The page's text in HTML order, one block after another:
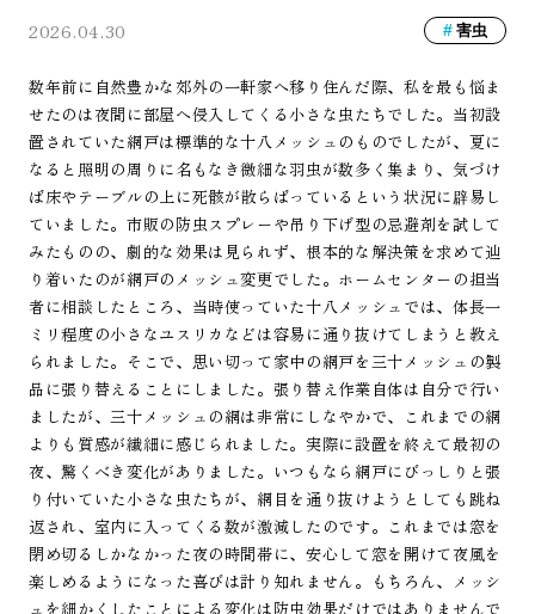
2026.04.30 害虫
数年前に自然豊かな郊外の一軒家へ移り住んだ際、私を最も悩ま
せたのは夜間に部屋へ侵入してくる小さな虫たちでした。当初設
置されていた網戸は標準的な十八メッシュのものでしたが、夏に
なると照明の周りに名もなき微細な羽虫が数多く集まり、気づけ
ば床やテーブルの上に死骸が散らばっているという状況に辟易し
ていました。市販の防虫スプレーや吊り下げ型の忌避剤を試して
みたものの、劇的な効果は見られず、根本的な解決策を求めて辿
り着いたのが網戸のメッシュ変更でした。ホームセンターの担当
者に相談したところ、当時使っていた十八メッシュでは、体長一
ミリ程度の小さなユスリカなどは容易に通り抜けてしまうと教え
られました。そこで、思い切って家中の網戸を三十メッシュの製
品に張り替えることにしました。張り替え作業自体は自分で行い
ましたが、三十メッシュの網は非常にしなやかで、これまでの網
よりも質感が繊細に感じられました。実際に設置を終えて最初の
夜、驚くべき変化がありました。いつもなら網戸にびっしりと張
り付いていた小さな虫たちが、網目を通り抜けようとしても跳ね
返され、室内に入ってくる数が激減したのです。これまでは窓を
閉め切るしかなかった夜の時間帯に、安心して窓を開けて夜風を
楽しめるようになった喜びは計り知れません。もちろん、メッシ
ュを細かくしたことによる変化は防虫効果だけではありませんで